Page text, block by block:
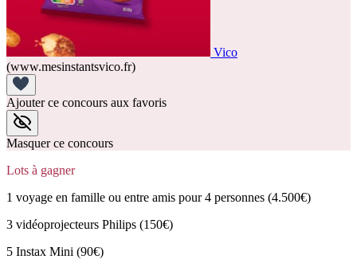
Vico
(www.mesinstantsvico.fr)
Ajouter ce concours aux favoris
Masquer ce concours
Lots à gagner
1 voyage en famille ou entre amis pour 4 personnes (4.500€)
3 vidéoprojecteurs Philips (150€)
5 Instax Mini (90€)